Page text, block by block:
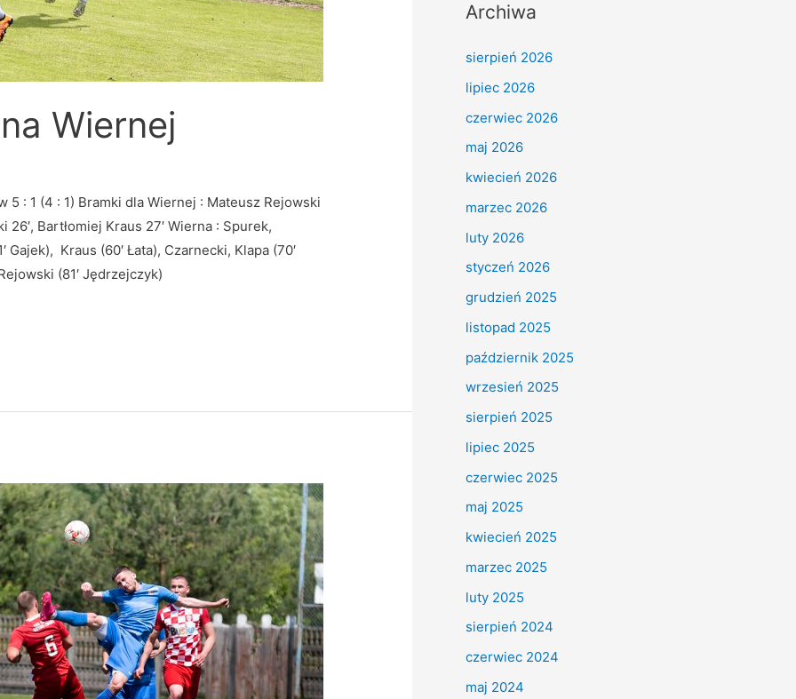
Wiernej
5 : 1 (4 : 1) Bramki dla Wiernej : Mateusz Rejowski
26′, Bartłomiej Kraus 27′ Wierna : Spurek,
Gajek), Kraus (60′ Łata), Czarnecki, Klapa (70′
(81′ Jędrzejczyk)
Archiwa
sierpień 2026
lipiec 2026
czerwiec 2026
maj 2026
kwiecień 2026
marzec 2026
luty 2026
styczeń 2026
grudzień 2025
listopad 2025
październik 2025
wrzesień 2025
sierpień 2025
lipiec 2025
czerwiec 2025
maj 2025
kwiecień 2025
marzec 2025
luty 2025
sierpień 2024
czerwiec 2024
maj 2024